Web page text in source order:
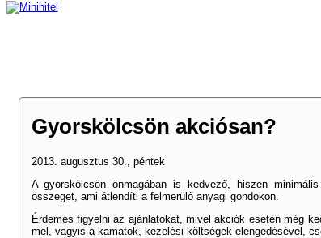
Gyorskölcsön akciósan?
2013. augusztus 30., péntek
A gyorskölcsön önmagában is kedvező, hiszen
összeget, ami átlendíti a felmerülő anyagi gondokon.
Érdemes figyelni az ajánlatokat, mivel akciók esetén még
mel, vagyis a kamatok, kezelési költségek elengedésével,